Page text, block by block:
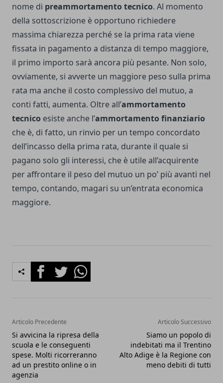
nome di preammortamento tecnico. Al momento
della sottoscrizione è opportuno richiedere
massima chiarezza perché se la prima rata viene
fissata in pagamento a distanza di tempo maggiore,
il primo importo sarà ancora più pesante. Non solo,
ovviamente, si avverte un maggiore peso sulla prima
rata ma anche il costo complessivo del mutuo, a
conti fatti, aumenta. Oltre all’ammortamento
tecnico esiste anche l’ammortamento finanziario
che è, di fatto, un rinvio per un tempo concordato
dell’incasso della prima rata, durante il quale si
pagano solo gli interessi, che è utile all’acquirente
per affrontare il peso del mutuo un po’ più avanti nel
tempo, contando, magari su un’entrata economica
maggiore.
FacebookTwitterWhatsapp
Articolo Precedente
Si avvicina la ripresa della
scuola e le conseguenti
spese. Molti ricorreranno
ad un prestito online o in
agenzia
Articolo Successivo
Siamo un popolo di
indebitati ma il Trentino
Alto Adige è la Regione con
meno debiti di tutti